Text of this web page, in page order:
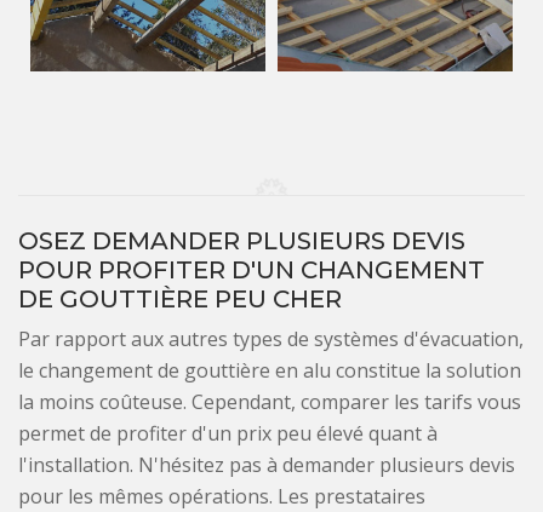
OSEZ DEMANDER PLUSIEURS DEVIS
POUR PROFITER D'UN CHANGEMENT
DE GOUTTIÈRE PEU CHER
Par rapport aux autres types de systèmes d'évacuation,
le changement de gouttière en alu constitue la solution
la moins coûteuse. Cependant, comparer les tarifs vous
permet de profiter d'un prix peu élevé quant à
l'installation. N'hésitez pas à demander plusieurs devis
pour les mêmes opérations. Les prestataires